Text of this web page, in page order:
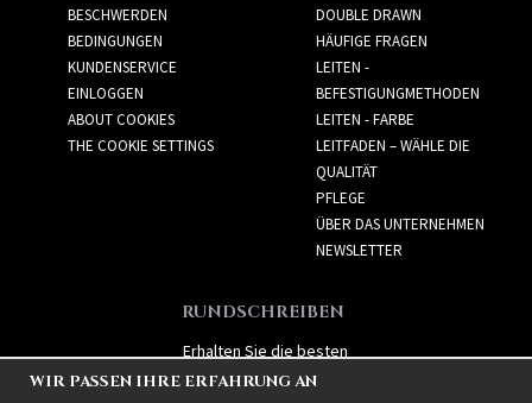
BESCHWERDEN
BEDINGUNGEN
KUNDENSERVICE
EINLOGGEN
ABOUT COOKIES
THE COOKIE SETTINGS
DOUBLE DRAWN
HÄUFIGE FRAGEN
LEITEN -
BEFESTIGUNGMETHODEN
LEITEN - FARBE
LEITFADEN – WÄHLE DIE
QUALITÄT
PFLEGE
ÜBER DAS UNTERNEHMEN
NEWSLETTER
RUNDSCHREIBEN
Erhalten Sie die besten
Angebote und spannende
WIR PASSEN IHRE ERFAHRUNG AN